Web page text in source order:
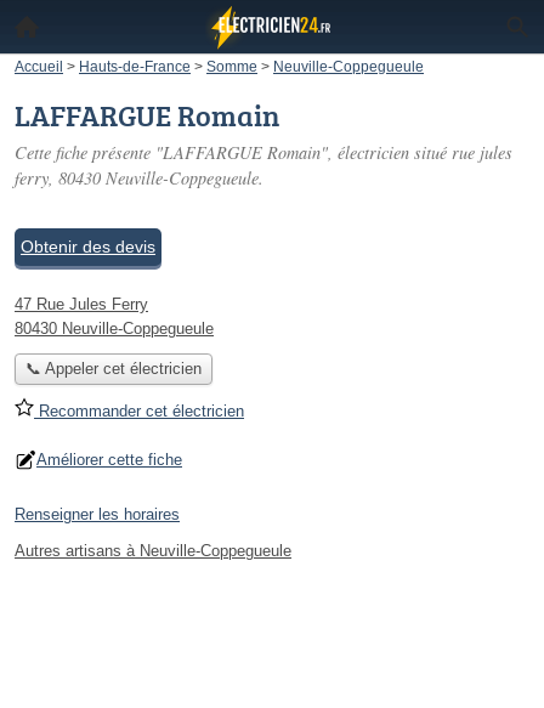
Accueil > Hauts-de-France > Somme > Neuville-Coppegueule
LAFFARGUE Romain
Cette fiche présente "LAFFARGUE Romain", électricien situé rue jules
ferry, 80430 Neuville-Coppegueule.
Obtenir des devis
47 Rue Jules Ferry
80430 Neuville-Coppegueule
📞 Appeler cet électricien
Recommander cet électricien
Améliorer cette fiche
Renseigner les horaires
Autres artisans à Neuville-Coppegueule